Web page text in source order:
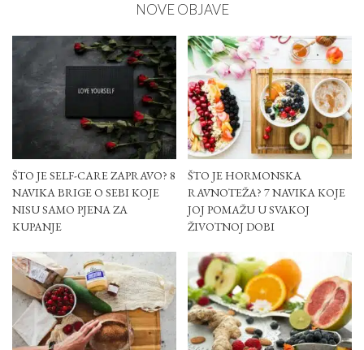
NOVE OBJAVE
ŠTO JE SELF-CARE ZAPRAVO? 8
NAVIKA BRIGE O SEBI KOJE
NISU SAMO PJENA ZA
KUPANJE
ŠTO JE HORMONSKA
RAVNOTEŽA? 7 NAVIKA KOJE
JOJ POMAŽU U SVAKOJ
ŽIVOTNOJ DOBI